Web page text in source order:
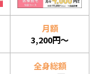
月額
3,200円～
全身総額